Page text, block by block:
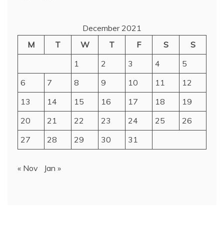
December 2021
M
T W T F S
S
1
2 3 4
5
6
7 8 9 10 11
12
13
14 15 16 17 18
19
20
21 22 23 24 25
26
27
28 29 30 31
« Nov Jan »